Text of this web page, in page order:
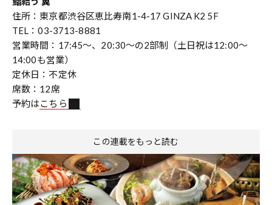
住所：東京都渋谷区恵比寿南1-4-17 GINZA K2 5F
TEL：03-3713-8881
営業時間：17:45～、20:30～の2部制（土日祝は12:00～
14:00も営業）
定休日：不定休
席数：12席
予約はこちら
この連載をもっと読む